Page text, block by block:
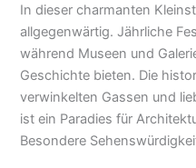
In dieser charmanten
allgegenwärtig. Jährliche
während Museen und
Geschichte bieten. Die
verwinkelten Gassen und
ist ein Paradies für
Besondere